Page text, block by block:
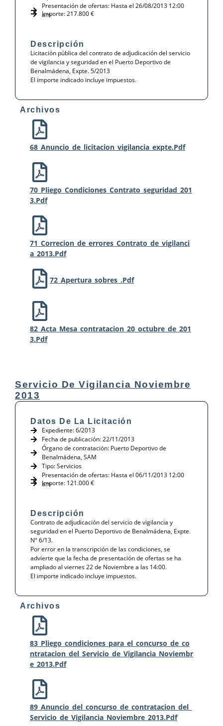
Presentación de ofertas: Hasta el 26/08/2013 12:00
am
Importe: 217.800 €
Descripción
Licitación pública del contrato de adjudicación del servicio
de vigilancia y seguridad en el Puerto Deportivo de
Benalmádena, Expte. 5/2013
El importe indicado incluye impuestos.
Archivos
68_Anuncio_de_licitacion_vigilancia_expte.pdf
70_Pliego_Condiciones_Contrato_seguridad_201
3.pdf
71_Correcion_de_errores_Contrato_de_vigilanci
A_2013.pdf
72_Apertura_sobres_.pdf
82_Acta_Mesa_contratacion_20_octubre_de_201
3.pdf
Servicio De Vigilancia Noviembre
2013
Datos De La Licitación
Expediente: 6/2013
Fecha de publicación: 22/11/2013
Órgano de contratación: Puerto Deportivo de
Benalmádena, SAM
Tipo:Servicios
Presentación de ofertas: Hasta el 06/11/2013 12:00
am
Importe: 121.000 €
Descripción
Contrato de adjudicación del servicio de vigilancia y
seguridad en el Puerto Deportivo de Benalmádena, Expte.
Nº 6/13.
Por error en la transcripción de las condiciones, se
advierte que la fecha de presentación de ofertas se ha
ampliado al viernes 22 de Noviembre a las 14:00.
El importe indicado incluye impuestos.
Archivos
83_Pliego_condiciones_para_el_concurso_de_co
Ntratacion_del_Servicio_de_Vigilancia_Noviembr
E_2013.pdf
89_Anuncio_del_concurso_de_contratacion_del_
Servicio_de_Vigilancia_Noviembre_2013.pdf